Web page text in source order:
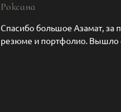
Роксана
Спасибо большое Азамат, за
резюме и портфолио. Вышло